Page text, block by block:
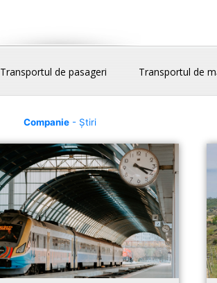
Transportul de pasageri Transportul de
Companie- Știri